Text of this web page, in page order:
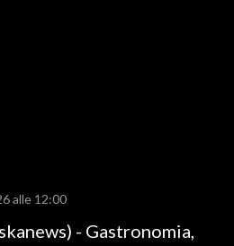
alle 12:00
- Gastronomia,